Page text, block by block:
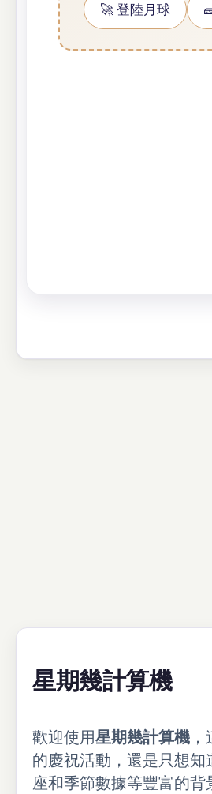
🚀 登陸月球
星期幾計算機
歡迎使用星期幾計算機
的慶祝活動，還是只想
座和季節數據等豐富的背